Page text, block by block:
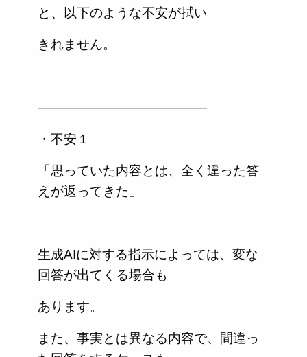
と、以下のような不安が拭い
きれません。
—————————————
・不安１
「思っていた内容とは、全く違った答
えが返ってきた」
生成AIに対する指示によっては、変な
回答が出てくる場合も
あります。
また、事実とは異なる内容で、間違っ